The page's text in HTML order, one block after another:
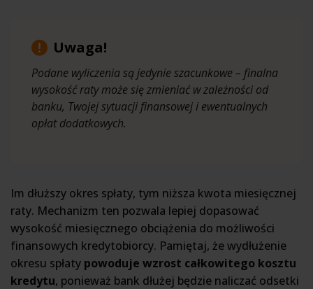
Uwaga!
Podane wyliczenia są jedynie szacunkowe – finalna
wysokość raty może się zmieniać w zależności od
banku, Twojej sytuacji finansowej i ewentualnych
opłat dodatkowych.
Im dłuższy okres spłaty, tym niższa kwota miesięcznej
raty. Mechanizm ten pozwala lepiej dopasować
wysokość miesięcznego obciążenia do możliwości
finansowych kredytobiorcy. Pamiętaj, że wydłużenie
okresu spłaty powoduje wzrost całkowitego kosztu
kredytu, ponieważ bank dłużej będzie naliczać odsetki